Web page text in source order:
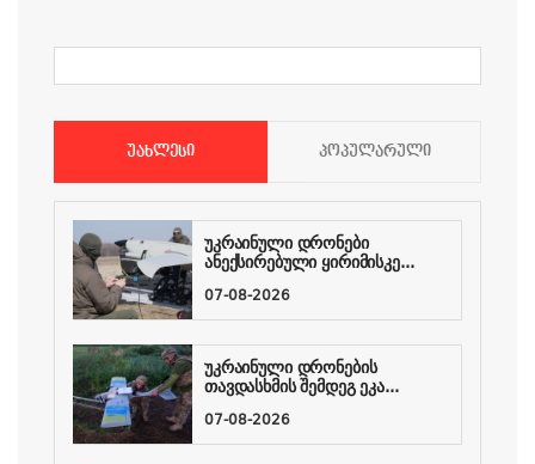
ᲣᲐᲮᲚᲔᲡᲘ ᲞᲝᲞᲣᲚᲐᲠᲣᲚᲘ
უკრაინული დრონები
ანექსირებული ყირიმისკე...
07-08-2026
უკრაინული დრონების
თავდასხმის შემდეგ ეკა...
07-08-2026